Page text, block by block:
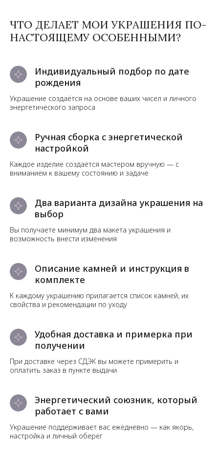
ЧТО ДЕЛАЕТ МОИ УКРАШЕНИЯ ПО-
НАСТОЯЩЕМУ ОСОБЕННЫМИ?
Индивидуальный подбор по дате
рождения
Украшение создаётся на основе ваших чисел и личного
энергетического запроса
Ручная сборка с энергетической
настройкой
Каждое изделие создаётся мастером вручную — с
вниманием к вашему состоянию и задаче
Два варианта дизайна украшения на
выбор
Вы получаете минимум два макета украшения и
возможность внести изменения
Описание камней и инструкция в
комплекте
К каждому украшению прилагается список камней, их
свойства и рекомендации по уходу
Удобная доставка и примерка при
получении
При доставке через СДЭК вы можете примерить и
оплатить заказ в пункте выдачи
Энергетический союзник, который
работает с вами
Украшение поддерживает вас ежедневно — как якорь,
настройка и личный оберег